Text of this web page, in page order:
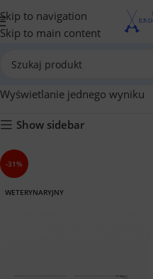
Skip to navigation
Skip to main content
Wyświetlanie jednego wyniku
Show sidebar
-31%
WETERYNARYJNY